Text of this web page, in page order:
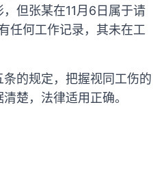
但张某在11月6日属于请
任何工作记录，其未在工
的规定，把握视同工伤的
楚，法律适用正确。